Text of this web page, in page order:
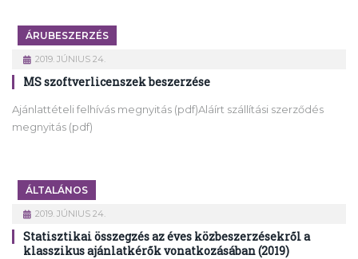
ÁRUBESZERZÉS
2019. JÚNIUS 24.
MS szoftverlicenszek beszerzése
Ajánlattételi felhívás megnyitás (pdf)Aláírt szállítási szerződés
megnyitás (pdf)
ÁLTALÁNOS
2019. JÚNIUS 24.
Statisztikai összegzés az éves közbeszerzésekről a
klasszikus ajánlatkérők vonatkozásában (2019)